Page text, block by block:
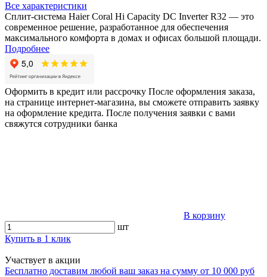
Все характеристики
Сплит-система Haier Coral Hi Capacity DC Inverter R32 — это
современное решение, разработанное для обеспечения
максимального комфорта в домах и офисах большой площади.
Подробнее
Оформить в кредит или рассрочку После оформления заказа,
на странице интернет-магазина, вы сможете отправить заявку
на оформление кредита. После получения заявки с вами
свяжутся сотрудники банка
В корзину
шт
Купить в 1 клик
Участвует в акции
Бесплатно доставим любой ваш заказ на сумму от 10 000 руб